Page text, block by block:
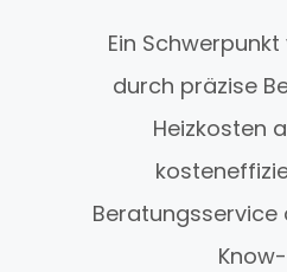
Ein
durch präzise
Heizkosten
Beratungsservice